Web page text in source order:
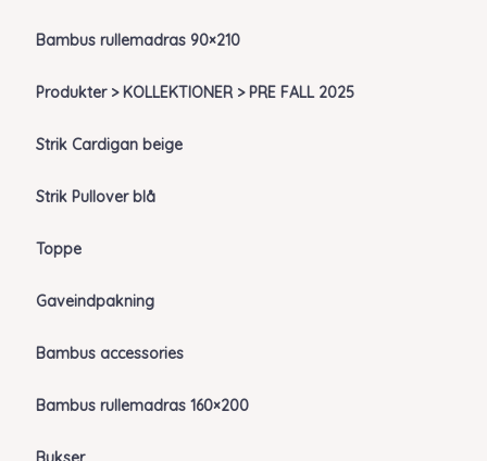
Bambus rullemadras 90×210
Produkter > KOLLEKTIONER > PRE FALL 2025
Strik Cardigan beige
Strik Pullover blå
Toppe
Gaveindpakning
Bambus accessories
Bambus rullemadras 160×200